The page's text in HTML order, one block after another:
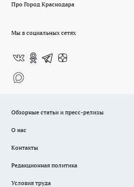
Про Город Краснодара
Мы в социальных сетях
Обзорные статьи и пресс-релизы
О нас
Контакты
Редакционная политика
Условия труда